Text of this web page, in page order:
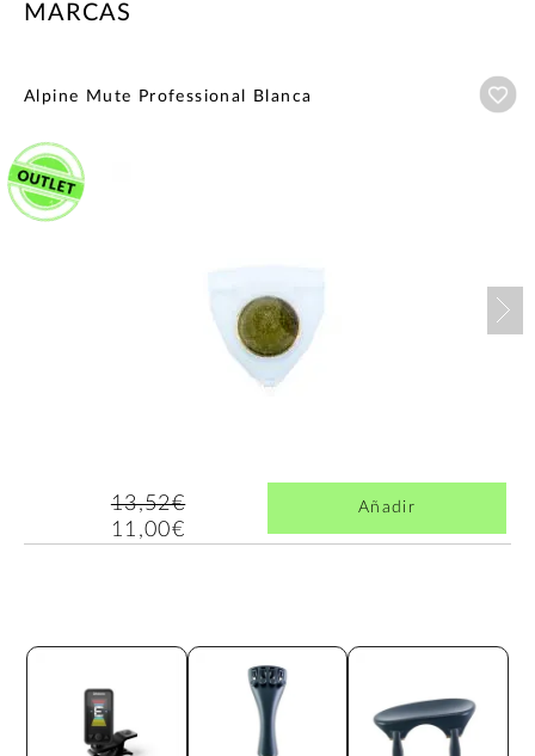
MARCAS
Alpine Mute Professional Blanca
13,52€
11,00€
Añadir